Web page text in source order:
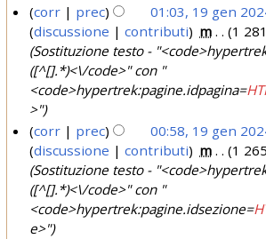
corr
prec 01:03, 19 gen
discussione
contributi m 1
Sostituzione testo -
([^[].*)<\/code>" con "
<code>hypertrek:pagine.idpagina=
>"
corr
prec 00:58, 19 gen
discussione
contributi m 1
Sostituzione testo -
([^[].*)<\/code>" con "
<code>hypertrek:pagine.idsezione=
e>"